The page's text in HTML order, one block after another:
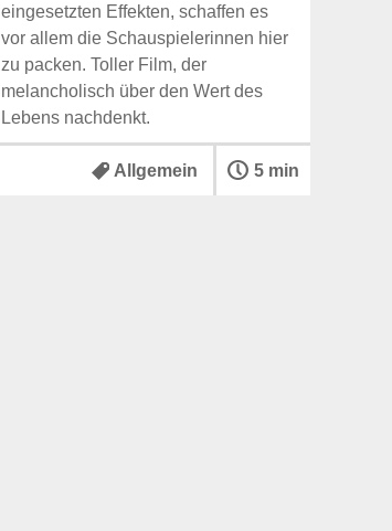
eingesetzten Effekten, schaffen es
vor allem die Schauspielerinnen hier
zu packen. Toller Film, der
melancholisch über den Wert des
Lebens nachdenkt.
Allgemein 5 min